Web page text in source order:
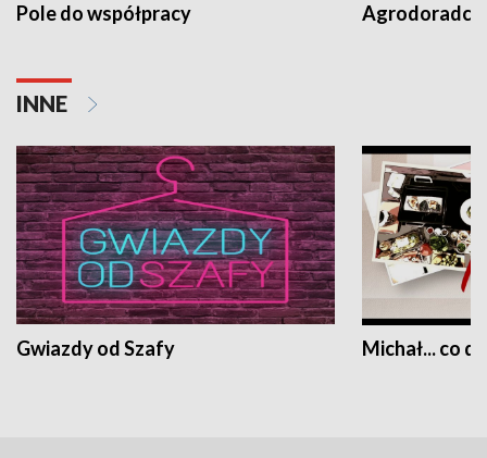
Pole do współpracy Agrodoradcy
INNE
Gwiazdy od Szafy Michał... co